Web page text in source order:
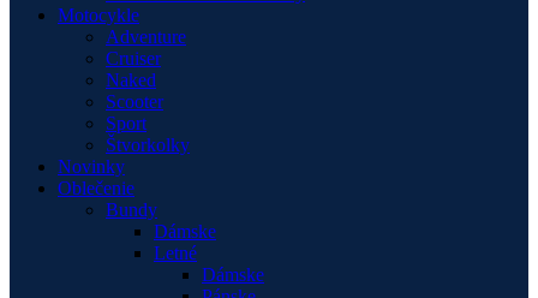
Motocykle
Adventure
Cruiser
Naked
Scooter
Sport
Štvorkolky
Novinky
Oblečenie
Bundy
Dámske
Letné
Dámske